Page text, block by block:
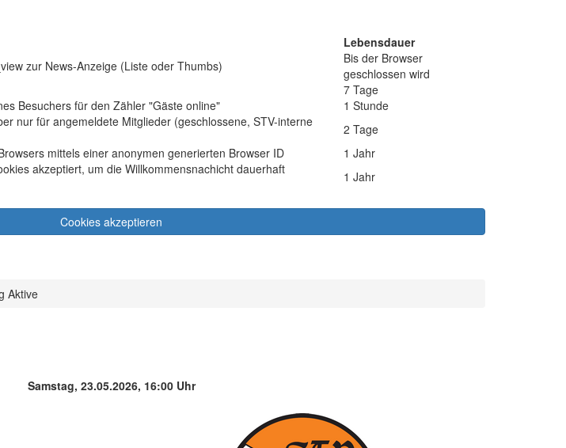
Lebensdauer
zur News-Anzeige (Liste oder Thumbs)
Bis der Browser
geschlossen wird
7 Tage
Besuchers für den Zähler "Gäste online"
1 Stunde
nur für angemeldete Mitglieder (geschlossene, STV-interne
2 Tage
mittels einer anonymen generierten Browser ID
1 Jahr
akzeptiert, um die Willkommensnachicht dauerhaft
1 Jahr
Cookies akzeptieren
Aktive
Samstag, 23.05.2026, 16:00 Uhr